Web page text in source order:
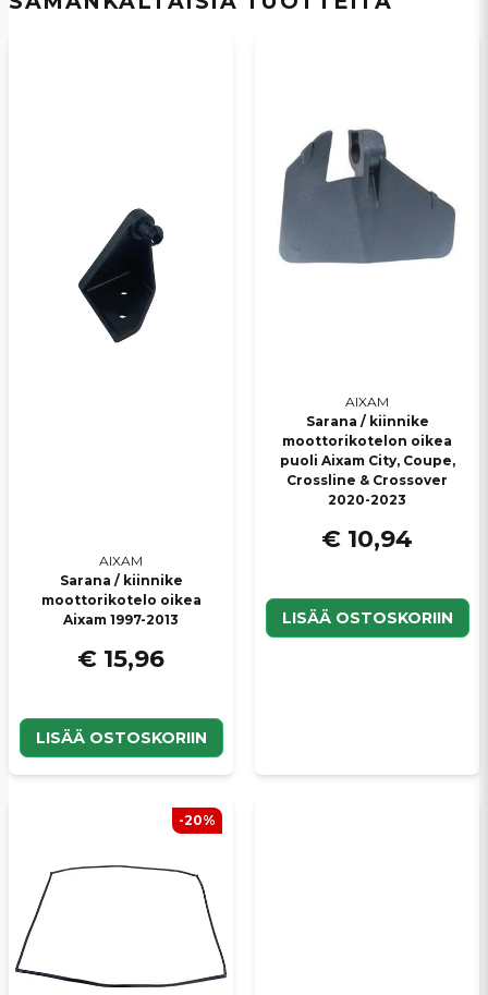
AIXAM
Sarana / kiinnike
moottorikotelo oikea
Aixam 1997-2013
€ 15,96
LISÄÄ OSTOSKORIIN
AIXAM
Sarana / kiinnike
moottorikotelon oikea
puoli Aixam City, Coupe,
Crossline & Crossover
2020-2023
€ 10,94
LISÄÄ OSTOSKORIIN
-20%
email